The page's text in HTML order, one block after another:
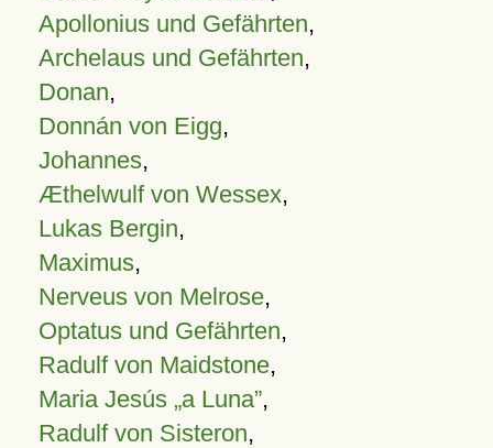
Apollonius und Gefährten,
Archelaus und Gefährten,
Donan,
Donnán von Eigg,
Johannes,
Æthelwulf von Wessex,
Lukas Bergin,
Maximus,
Nerveus von Melrose,
Optatus und Gefährten,
Radulf von Maidstone,
Maria Jesús „a Luna”,
Radulf von Sisteron,